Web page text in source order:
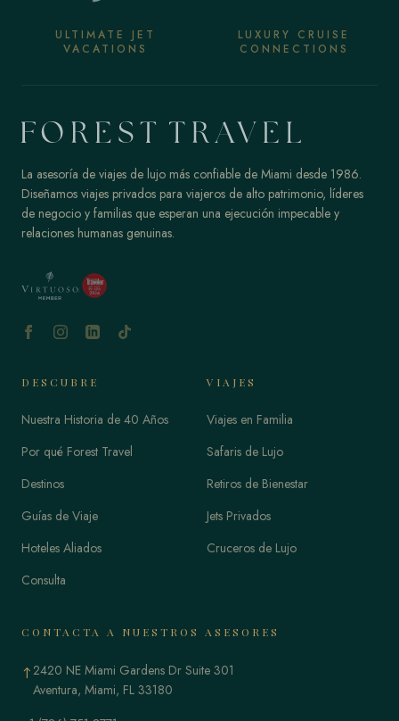
ULTIMATE JET
VACATIONS
LUXURY CRUISE
CONNECTIONS
La asesoría de viajes de lujo más confiable de Miami desde 1986.
Diseñamos viajes privados para viajeros de alto patrimonio, líderes
de negocio y familias que esperan una ejecución impecable y
relaciones humanas genuinas.
DESCUBRE
Nuestra Historia de 40 Años
Por qué Forest Travel
Destinos
Guías de Viaje
Hoteles Aliados
Consulta
VIAJES
Viajes en Familia
Safaris de Lujo
Retiros de Bienestar
Jets Privados
Cruceros de Lujo
CONTACTA A NUESTROS ASESORES
↑2420 NE Miami Gardens Dr Suite 301
Aventura, Miami, FL 33180